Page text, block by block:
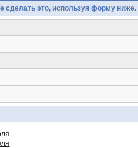
сделать это, используя форму ниже.